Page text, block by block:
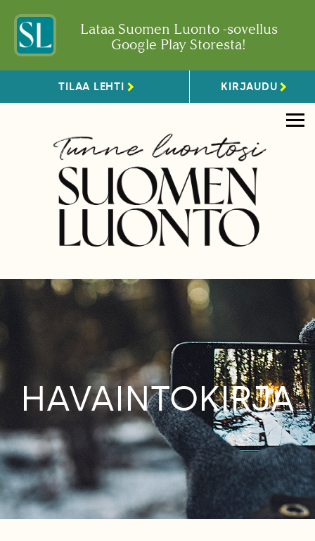
Lataa Suomen Luonto -sovellus
Google Play Storesta!
TILAA LEHTI KIRJAUDU
HAVAINTOKIRJA